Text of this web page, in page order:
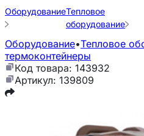
ОборудованиеТепловое
оборудование
Оборудование•Тепловое
термоконтейнеры
Код товара: 143932
Артикул: 139809